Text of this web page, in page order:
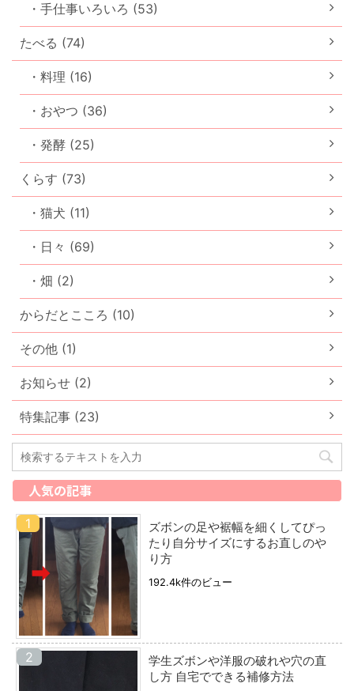
・手仕事いろいろ (53)
たべる (74)
・料理 (16)
・おやつ (36)
・発酵 (25)
くらす (73)
・猫犬 (11)
・日々 (69)
・畑 (2)
からだとこころ (10)
その他 (1)
お知らせ (2)
特集記事 (23)
人気の記事
ズボンの足や裾幅を細くしてぴっ
たり自分サイズにするお直しのや
り方
192.4k件のビュー
学生ズボンや洋服の破れや穴の直
し方 自宅でできる補修方法